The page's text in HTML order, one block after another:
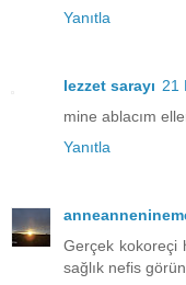
Yanıtla
lezzet sarayı 21
mine ablacım
Yanıtla
Gerçek kokoreçi
sağlık nefis